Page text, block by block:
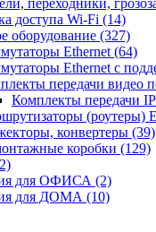
переходники,
доступа Wi-Fi (14)
оборудование (327)
Ethernet (64)
Ethernet с
передачи видео
Комплекты передачи
(роутеры)
конвертеры (39)
коробки (129)
для ОФИСА (2)
для ДОМА (10)